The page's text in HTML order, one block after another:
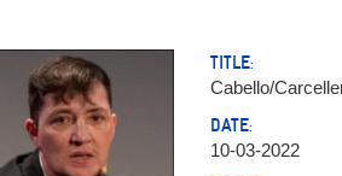
TITLE:
Cabello/
DATE:
10-03-2022